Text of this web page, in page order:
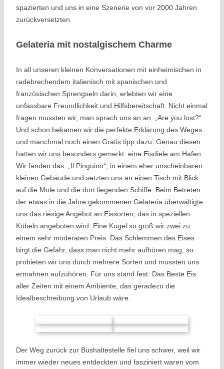
spazierten und uns in eine Szenerie von vor 2000 Jahren
zurückversetzten.
Gelateria mit nostalgischem Charme
In all unseren kleinen Konversationen mit einheimischen in
radebrechendem italienisch mit spanischen und
französischen Sprengseln darin, erlebten wir eine
unfassbare Freundlichkeit und Hilfsbereitschaft. Nicht einmal
fragen mussten wir, man sprach uns an an: „Are you lost?“
Und schon bekamen wir die perfekte Erklärung des Weges
und manchmal noch einen Gratis tipp dazu: Genau diesen
hatten wir uns besonders gemerkt: eine Eisdiele am Hafen.
Wir fanden das „Il Pinguino“, in einem eher unscheinbaren
kleinen Gebäude und setzten uns an einen Tisch mit Blick
auf die Mole und die dort liegenden Schiffe. Beim Betreten
der etwas in die Jahre gekommenen Gelateria überwältigte
uns das riesige Angebot an Eissorten, das in speziellen
Kübeln angeboten wird. Eine Kugel so groß wir zwei zu
einem sehr moderaten Preis. Das Schlemmen des Eises
birgt die Gefahr, dass man nicht mehr aufhören mag, so
probieten wir uns durch mehrere Sorten und mussten uns
ermahnen aufzuhören. Für uns stand fest: Das Beste Eis
aller Zeiten mit einem Ambiente, das geradezu die
Idealbeschreibung von Urlaub wäre.
Der Weg zurück zur Bushaltestelle fiel uns schwer, weil wir
immer wieder neues entdeckten und fasziniert waren vom